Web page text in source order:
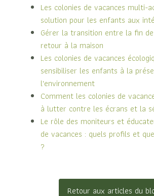
Les colonies de vacances multi-
solution pour les enfants aux
Gérer la transition entre la fin
retour à la maison
Les colonies de vacances
sensibiliser les enfants à la
l'environnement
Comment les colonies de
à lutter contre les écrans et la
Le rôle des moniteurs et
de vacances : quels profils et
?
Retour aux articles du